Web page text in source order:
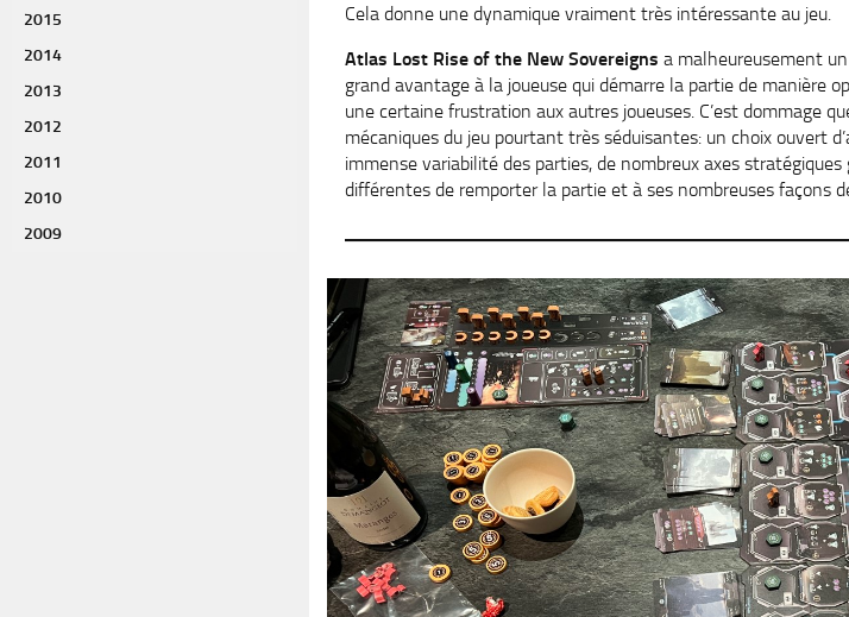
Cela donne une dynamique vraiment très intéressante au jeu.
Atlas Lost Rise of the New Sovereigns a malheureusement
grand avantage à la joueuse qui démarre la partie de manière
une certaine frustration aux autres joueuses. C’est dommage
mécaniques du jeu pourtant très séduisantes: un choix ouvert
immense variabilité des parties, de nombreux axes stratégiques
différentes de remporter la partie et à ses nombreuses façons
2015
2014
2013
2012
2011
2010
2009